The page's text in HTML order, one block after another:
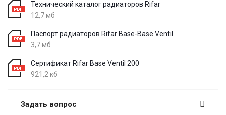
Технический каталог радиаторов Rifar
12,7 мб
Паспорт радиаторов Rifar Base-Base Ventil
3,7 мб
Сертификат Rifar Base Ventil 200
921,2 кб
Задать вопрос